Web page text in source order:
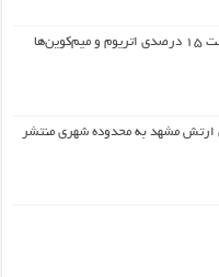
ارتش مشهد به محدوده شهری منتشر